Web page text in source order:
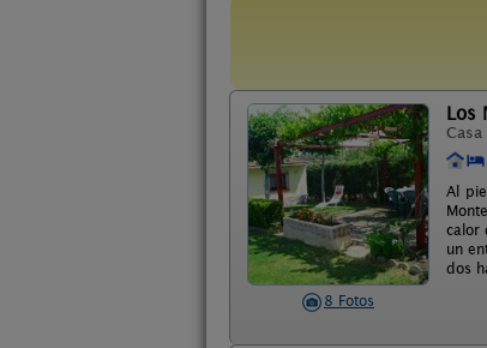
8 Fotos
Los
Casa
Al
calor
un
dos